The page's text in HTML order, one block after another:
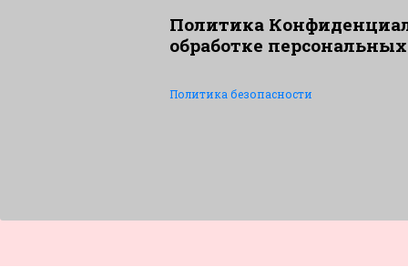
Политика
обработке
Политика безопасности